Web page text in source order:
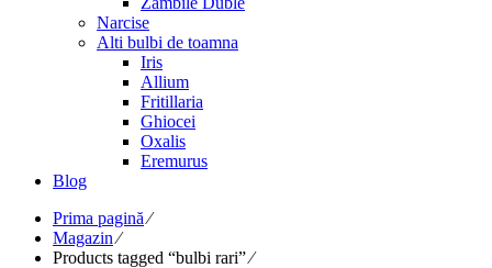
Narcise
Alti bulbi de toamna
Iris
Allium
Fritillaria
Ghiocei
Oxalis
Eremurus
Blog
Prima pagină⁄
Magazin ⁄
Products tagged “bulbi rari”⁄